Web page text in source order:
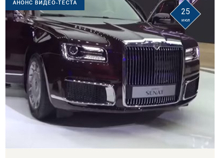
АНОНС ВИДЕО-ТЕСТА
25
июл